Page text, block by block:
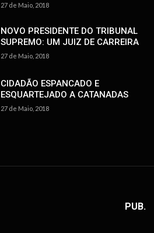
27 de Maio, 2018
NOVO PRESIDENTE DO TRIBUNAL
SUPREMO: UM JUIZ DE CARREIRA
27 de Maio, 2018
CIDADÃO ESPANCADO E
ESQUARTEJADO A CATANADAS
27 de Maio, 2018
PUB.